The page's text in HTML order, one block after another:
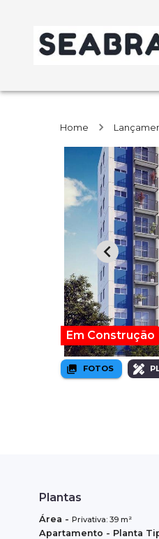
Home
FOTOS
Em Construção
Plantas
Área - Privativa: 39 m²
Apartamento - Planta